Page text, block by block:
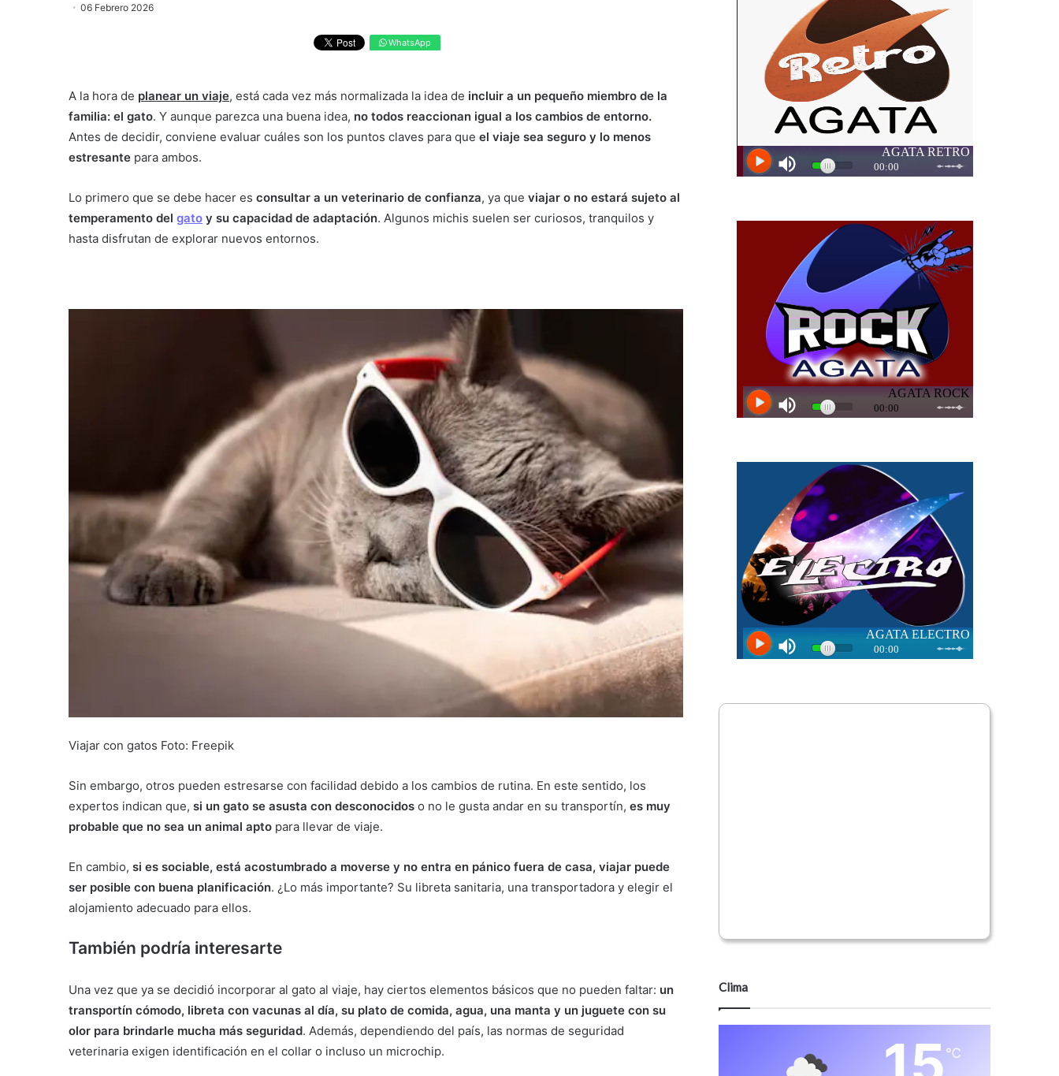
06 Febrero 2026
WhatsApp
A la hora de planear un viaje, está cada vez más normalizada la idea de incluir a un pequeño miembro de la
familia: el gato. Y aunque parezca una buena idea, no todos reaccionan igual a los cambios de entorno.
Antes de decidir, conviene evaluar cuáles son los puntos claves para que el viaje sea seguro y lo menos
estresante para ambos.
Lo primero que se debe hacer es consultar a un veterinario de confianza, ya que viajar o no estará sujeto al
temperamento del gato y su capacidad de adaptación. Algunos michis suelen ser curiosos, tranquilos y
hasta disfrutan de explorar nuevos entornos.
Viajar con gatos Foto: Freepik
Sin embargo, otros pueden estresarse con facilidad debido a los cambios de rutina. En este sentido, los
expertos indican que, si un gato se asusta con desconocidos o no le gusta andar en su transportín, es muy
probable que no sea un animal apto para llevar de viaje.
En cambio, si es sociable, está acostumbrado a moverse y no entra en pánico fuera de casa, viajar puede
ser posible con buena planificación. ¿Lo más importante? Su libreta sanitaria, una transportadora y elegir el
alojamiento adecuado para ellos.
También podría interesarte
Una vez que ya se decidió incorporar al gato al viaje, hay ciertos elementos básicos que no pueden faltar: un
transportín cómodo, libreta con vacunas al día, su plato de comida, agua, una manta y un juguete con su
olor para brindarle mucha más seguridad. Además, dependiendo del país, las normas de seguridad
veterinaria exigen identificación en el collar o incluso un microchip.
Clima
℃